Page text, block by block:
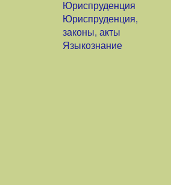
Юриспруденция
Юриспруденция,
законы, акты
Языкознание